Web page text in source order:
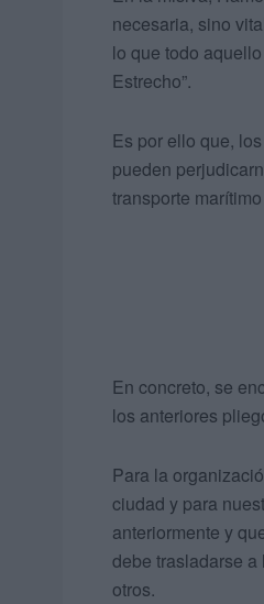
necesaria, sino
lo que todo
Estrecho”.
Es por ello que,
pueden
transporte
En concreto, se
los anteriores
Para la
ciudad y para
anteriormente y
debe trasladarse
otros.